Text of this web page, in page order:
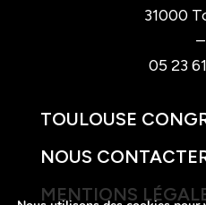
31000
–
05 23
TOULOUSE
NOUS
MENTIONS